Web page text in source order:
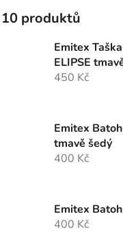
produktů
Emitex
ELIPSE
450 Kč
Emitex
tmavě šedý
400 Kč
Emitex
400 Kč